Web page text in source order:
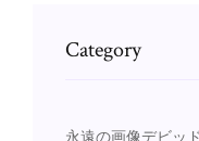
Category
永遠の画像デビッ